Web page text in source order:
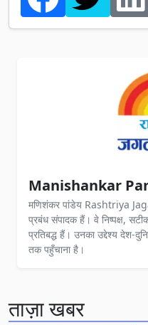
Manishankar
मणिशंकर पांडेय Rashtriya
प्रबंध संपादक हैं। वे निष्पक्ष,
प्रतिबद्ध हैं। उनका उद्देश्य देश-
तक पहुँचाना है।
ताज़ा खबर